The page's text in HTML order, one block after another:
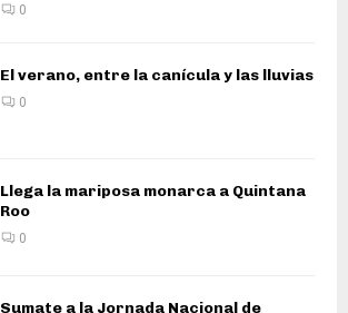
0
El verano, entre la canícula y las lluvias
0
Llega la mariposa monarca a Quintana
Roo
0
Sumate a la Jornada Nacional de